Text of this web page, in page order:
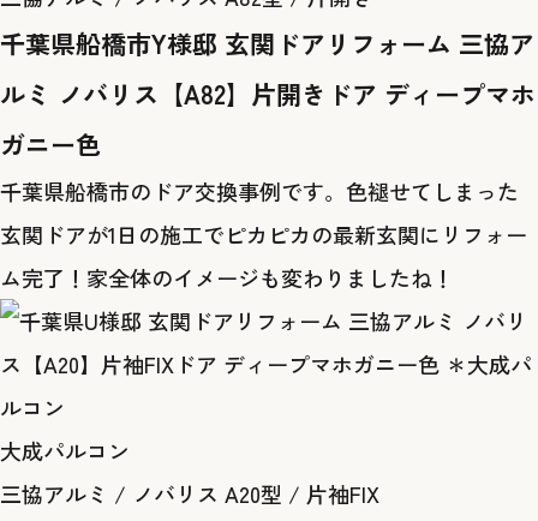
千葉県船橋市Y様邸 玄関ドアリフォーム 三協ア
ルミ ノバリス【A82】片開きドア ディープマホ
ガニー色
千葉県船橋市のドア交換事例です。色褪せてしまった
玄関ドアが1日の施工でピカピカの最新玄関にリフォー
ム完了！家全体のイメージも変わりましたね！
大成パルコン
三協アルミ / ノバリス A20型 / 片袖FIX